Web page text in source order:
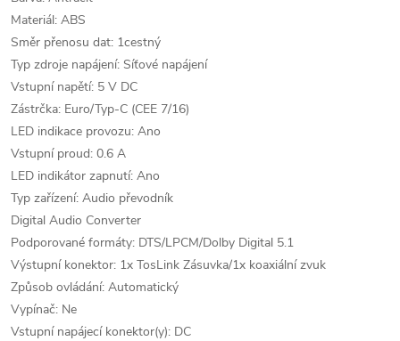
Materiál: ABS
Směr přenosu dat: 1cestný
Typ zdroje napájení: Síťové napájení
Vstupní napětí: 5 V DC
Zástrčka: Euro/Typ-C (CEE 7/16)
LED indikace provozu: Ano
Vstupní proud: 0.6 A
LED indikátor zapnutí: Ano
Typ zařízení: Audio převodník
Digital Audio Converter
Podporované formáty: DTS/LPCM/Dolby Digital 5.1
Výstupní konektor: 1x TosLink Zásuvka/1x koaxiální zvuk
Způsob ovládání: Automatický
Vypínač: Ne
Vstupní napájecí konektor(y): DC